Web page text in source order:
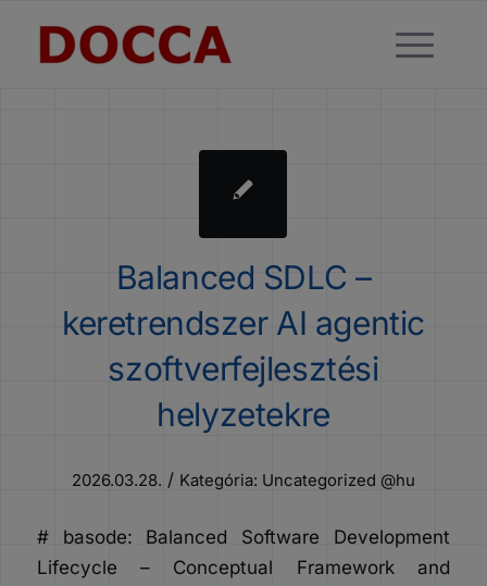
Balanced SDLC –
keretrendszer AI agentic
szoftverfejlesztési
helyzetekre
2026.03.28. / Kategória: Uncategorized @hu
# basode: Balanced Software Development
Lifecycle – Conceptual Framework and